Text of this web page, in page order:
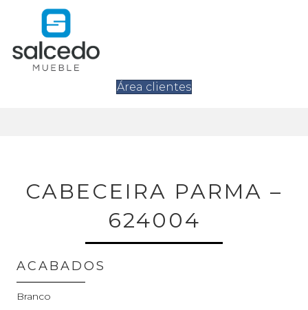
Área clientes
CABECEIRA PARMA –
624004
ACABADOS
Branco